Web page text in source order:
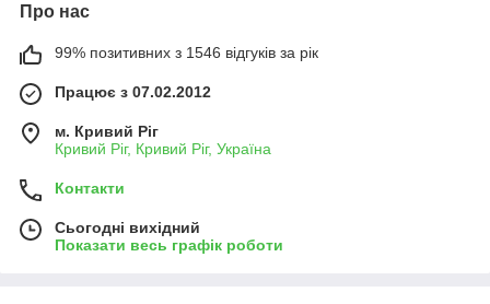
Про нас
99% позитивних з 1546 відгуків за рік
Працює з 07.02.2012
м. Кривий Ріг
Кривий Ріг, Кривий Ріг, Україна
Контакти
Сьогодні вихідний
Показати весь графік роботи